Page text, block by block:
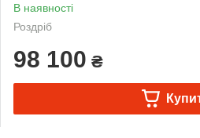
В наявності
Роздріб
98 100 ₴